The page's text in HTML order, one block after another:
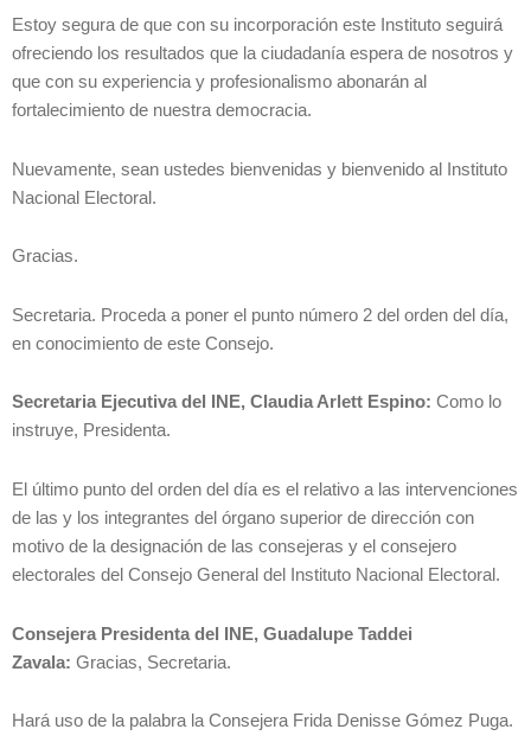
Estoy segura de que con su incorporación este Instituto seguirá
ofreciendo los resultados que la ciudadanía espera de nosotros y
que con su experiencia y profesionalismo abonarán al
fortalecimiento de nuestra democracia.
Nuevamente, sean ustedes bienvenidas y bienvenido al Instituto
Nacional Electoral.
Gracias.
Secretaria. Proceda a poner el punto número 2 del orden del día,
en conocimiento de este Consejo.
Secretaria Ejecutiva del INE, Claudia Arlett Espino: Como lo
instruye, Presidenta.
El último punto del orden del día es el relativo a las intervenciones
de las y los integrantes del órgano superior de dirección con
motivo de la designación de las consejeras y el consejero
electorales del Consejo General del Instituto Nacional Electoral.
Consejera Presidenta del INE, Guadalupe Taddei
Zavala: Gracias, Secretaria.
Hará uso de la palabra la Consejera Frida Denisse Gómez Puga.